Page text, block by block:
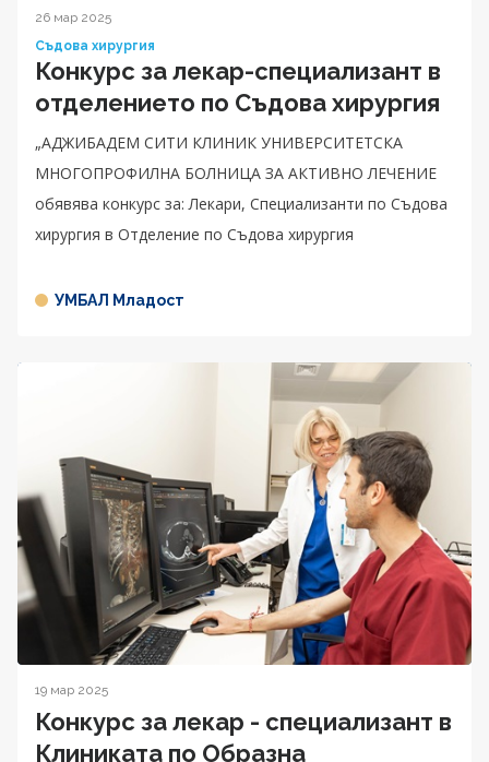
26 мар 2025
Съдова хирургия
Конкурс за лекар-специализант в
отделението по Съдова хирургия
„АДЖИБАДЕМ СИТИ КЛИНИК УНИВЕРСИТЕТСКА
МНОГОПРОФИЛНА БОЛНИЦА ЗА АКТИВНО ЛЕЧЕНИЕ
обявява конкурс за: Лекари, Специализанти по Съдова
хирургия в Отделение по Съдова хирургия
УМБАЛ Младост
19 мар 2025
Конкурс за лекар - специализант в
Клиниката по Образна